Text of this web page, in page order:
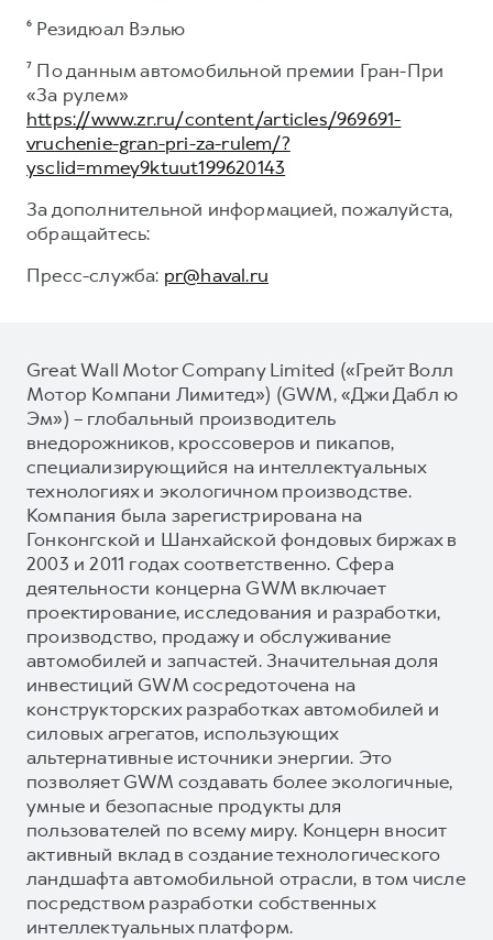
⁶ Резидюал Вэлью
⁷ По данным автомобильной премии Гран-При
«За рулем»
https://www.zr.ru/content/articles/969691-
vruchenie-gran-pri-za-rulem/?
ysclid=mmey9ktuut199620143
За дополнительной информацией, пожалуйста,
обращайтесь:
Пресс-служба: pr@haval.ru
Great Wall Motor Company Limited («Грейт Волл
Мотор Компани Лимитед») (GWM, «Джи Дабл ю
Эм») – глобальный производитель
внедорожников, кроссоверов и пикапов,
специализирующийся на интеллектуальных
технологиях и экологичном производстве.
Компания была зарегистрирована на
Гонконгской и Шанхайской фондовых биржах в
2003 и 2011 годах соответственно. Сфера
деятельности концерна GWM включает
проектирование, исследования и разработки,
производство, продажу и обслуживание
автомобилей и запчастей. Значительная доля
инвестиций GWM сосредоточена на
конструкторских разработках автомобилей и
силовых агрегатов, использующих
альтернативные источники энергии. Это
позволяет GWM создавать более экологичные,
умные и безопасные продукты для
пользователей по всему миру. Концерн вносит
активный вклад в создание технологического
ландшафта автомобильной отрасли, в том числе
посредством разработки собственных
интеллектуальных платформ.